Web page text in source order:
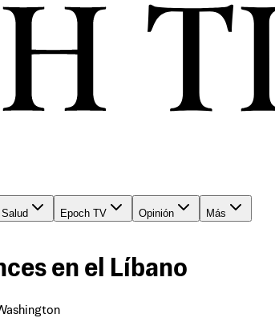
Salud Epoch TV Opinión
Más
en el Líbano